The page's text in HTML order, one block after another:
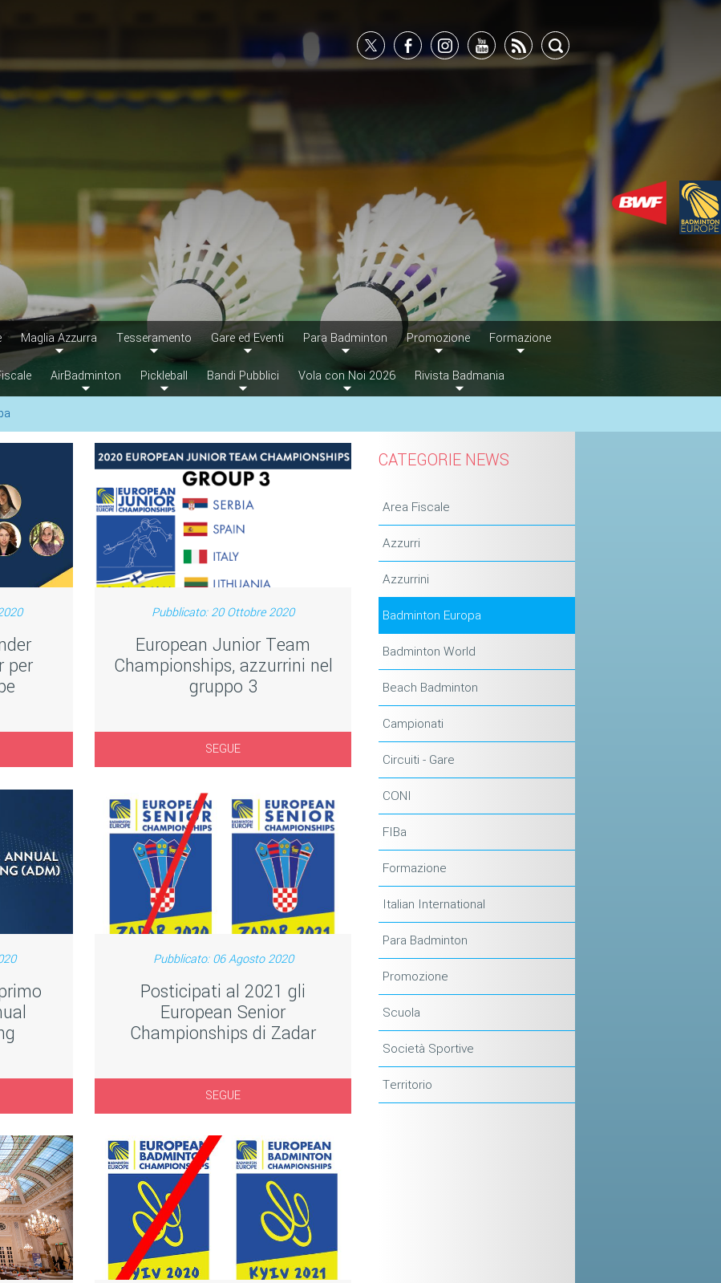
Maglia Azzurra Tesseramento Gare ed Eventi Para Badminton Promozione Formazione
AirBadminton Pickleball Bandi Pubblici Vola con Noi 2026 Rivista Badmania
per
Pubblicato: 20 Ottobre 2020
European Junior Team
Championships, azzurrini nel
gruppo 3
SEGUE
Pubblicato: 06 Agosto 2020
Posticipati al 2021 gli
European Senior
Championships di Zadar
SEGUE
CATEGORIE NEWS
Area Fiscale
Azzurri
Azzurrini
Badminton Europa
Badminton World
Beach Badminton
Campionati
Circuiti - Gare
CONI
FIBa
Formazione
Italian International
Para Badminton
Promozione
Scuola
Società Sportive
Territorio